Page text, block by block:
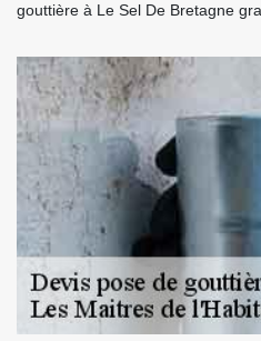
gouttière à Le Sel De Bretagne